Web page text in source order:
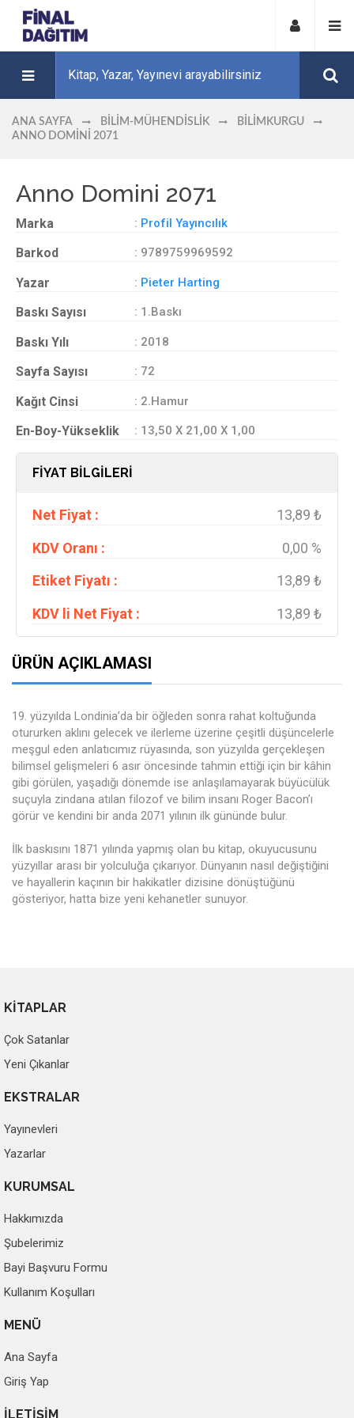
ANA SAYFA BILIM-MÜHENDISLIK
BILIMKURGU
ANNO DOMINI 2071
Anno Domini 2071
Marka : Profil Yayıncılık
Barkod : 9789759969592
Yazar : Pieter Harting
Baskı Sayısı : 1.Baskı
Baskı Yılı : 2018
Sayfa Sayısı : 72
Kağıt Cinsi : 2.Hamur
En-Boy-Yükseklik : 13,50 X 21,00 X 1,00
FİYAT BİLGİLERİ
Net Fiyat :
13,89 ₺
KDV Oranı :
0,00 %
Etiket Fiyatı :
13,89 ₺
KDV li Net Fiyat :
13,89 ₺
ÜRÜN AÇIKLAMASI
19. yüzyılda Londinia’da bir öğleden sonra rahat koltuğunda
otururken aklını gelecek ve ilerleme üzerine çeşitli düşüncelerle
meşgul eden anlatıcımız rüyasında, son yüzyılda gerçekleşen
bilimsel gelişmeleri 6 asır öncesinde tahmin ettiği için bir kâhin
gibi görülen, yaşadığı dönemde ise anlaşılamayarak büyücülük
suçuyla zindana atılan filozof ve bilim insanı Roger Bacon’ı
görür ve kendini bir anda 2071 yılının ilk gününde bulur.
İlk baskısını 1871 yılında yapmış olan bu kitap, okuyucusunu
yüzyıllar arası bir yolculuğa çıkarıyor. Dünyanın nasıl değiştiğini
ve hayallerin kaçının bir hakikatler dizisine dönüştüğünü
gösteriyor, hatta bize yeni kehanetler sunuyor.
KİTAPLAR
Çok Satanlar
Yeni Çıkanlar
EKSTRALAR
Yayınevleri
Yazarlar
KURUMSAL
Hakkımızda
Şubelerimiz
Bayi Başvuru Formu
Kullanım Koşulları
MENÜ
Ana Sayfa
Giriş Yap
İLETİŞİM